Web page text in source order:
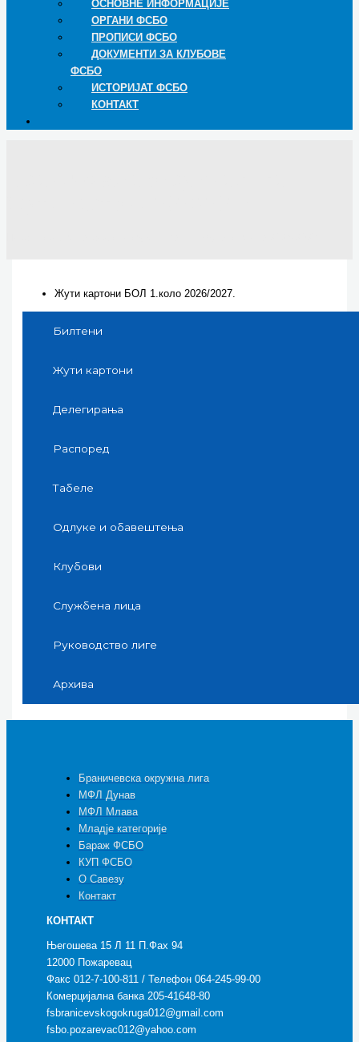
ОСНОВНЕ ИНФОРМАЦИЈЕ
ОРГАНИ ФСБО
ПРОПИСИ ФСБО
ДОКУМЕНТИ ЗА КЛУБОВЕ
ФСБО
ИСТОРИЈАТ ФСБО
КОНТАКТ
Жути картони БОЛ 1.коло 2026/2027.
Билтени
Жути картони
Делегирања
Распоред
Табеле
Одлуке и обавештења
Клубови
Службена лица
Руководство лиге
Архива
Браничевска окружна лига
МФЛ Дунав
МФЛ Млава
Младје категорије
Бараж ФСБО
КУП ФСБО
О Савезу
Контакт
КОНТАКТ
Његошева 15 Л 11 П.Фах 94
12000 Пожаревац
Факс 012-7-100-811 / Телефон 064-245-99-00
Комерцијална банка 205-41648-80
fsbranicevskogokruga012@gmail.com
fsbo.pozarevac012@yahoo.com